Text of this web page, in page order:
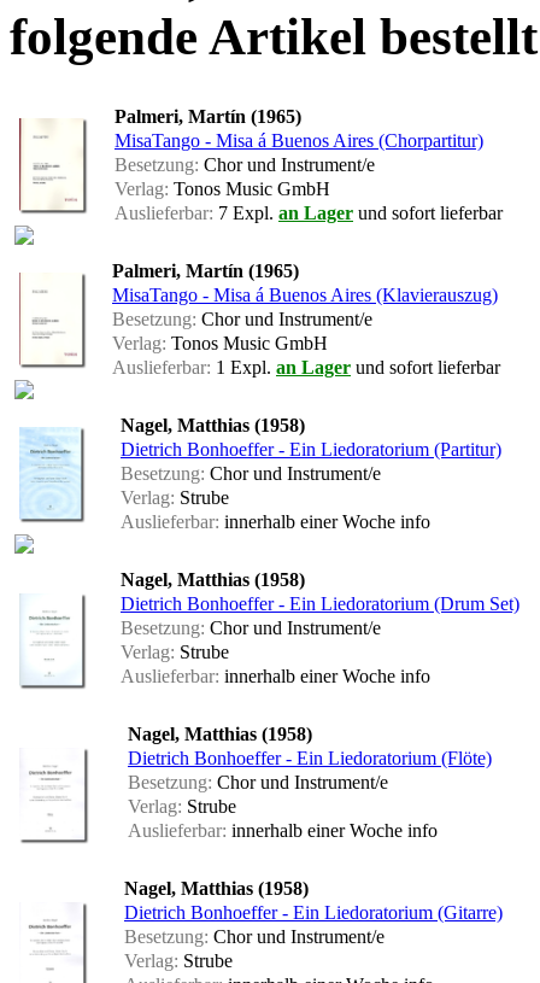
folgende Artikel
Palmeri, Martín (1965)
MisaTango - Misa á Buenos Aires (Chorpartitur)
Besetzung: Chor und Instrument/e
Verlag: Tonos Music GmbH
Auslieferbar: 7 Expl. an Lager und sofort lieferbar
Palmeri, Martín (1965)
MisaTango - Misa á Buenos Aires (Klavierauszug)
Besetzung: Chor und Instrument/e
Verlag: Tonos Music GmbH
Auslieferbar: 1 Expl. an Lager und sofort lieferbar
Nagel, Matthias (1958)
Dietrich Bonhoeffer - Ein Liedoratorium (Partitur)
Besetzung: Chor und Instrument/e
Verlag: Strube
Auslieferbar: innerhalb einer Woche info
Nagel, Matthias (1958)
Dietrich Bonhoeffer - Ein Liedoratorium (Drum Set)
Besetzung: Chor und Instrument/e
Verlag: Strube
Auslieferbar: innerhalb einer Woche info
Nagel, Matthias (1958)
Dietrich Bonhoeffer - Ein Liedoratorium (Flöte)
Besetzung: Chor und Instrument/e
Verlag: Strube
Auslieferbar: innerhalb einer Woche info
Nagel, Matthias (1958)
Dietrich Bonhoeffer - Ein Liedoratorium (Gitarre)
Besetzung: Chor und Instrument/e
Verlag: Strube